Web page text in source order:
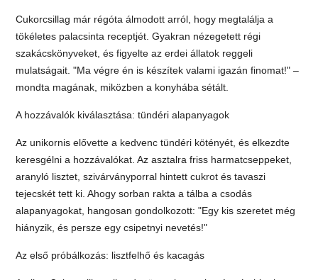
Cukorcsillag már régóta álmodott arról, hogy megtalálja a
tökéletes palacsinta receptjét. Gyakran nézegetett régi
szakácskönyveket, és figyelte az erdei állatok reggeli
mulatságait. "Ma végre én is készítek valami igazán finomat!" –
mondta magának, miközben a konyhába sétált.
A hozzávalók kiválasztása: tündéri alapanyagok
Az unikornis elővette a kedvenc tündéri kötényét, és elkezdte
keresgélni a hozzávalókat. Az asztalra friss harmatcseppeket,
aranyló lisztet, szivárványporral hintett cukrot és tavaszi
tejecskét tett ki. Ahogy sorban rakta a tálba a csodás
alapanyagokat, hangosan gondolkozott: "Egy kis szeretet még
hiányzik, és persze egy csipetnyi nevetés!"
Az első próbálkozás: lisztfelhő és kacagás